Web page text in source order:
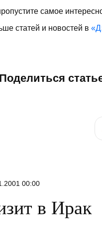
самое
статей и новостей в
Поделиться
00:00
в Ирак